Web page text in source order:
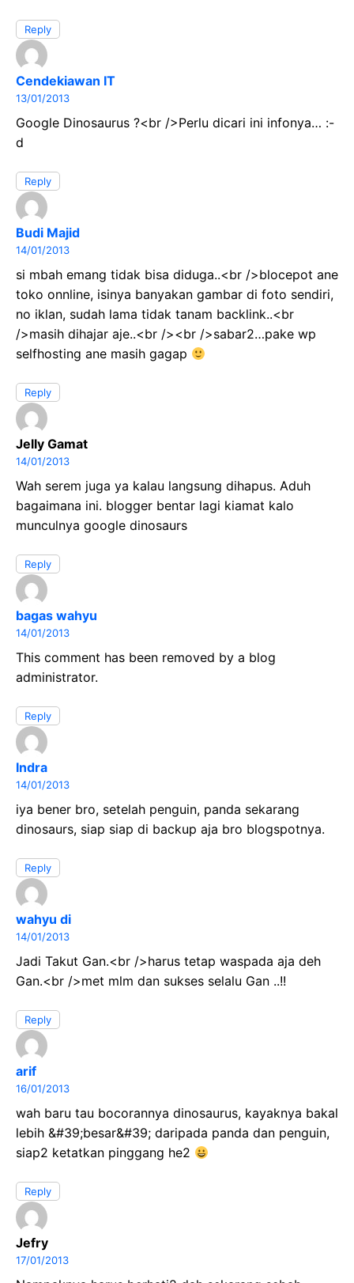
Reply
Cendekiawan IT
13/01/2013
Google Dinosaurus ?<br />Perlu dicari ini infonya… :-
d
Reply
Budi Majid
14/01/2013
si mbah emang tidak bisa diduga..<br />blocepot ane
toko onnline, isinya banyakan gambar di foto sendiri,
no iklan, sudah lama tidak tanam backlink..<br
/>masih dihajar aje..<br /><br />sabar2…pake wp
selfhosting ane masih gagap
Reply
Jelly Gamat
14/01/2013
Wah serem juga ya kalau langsung dihapus. Aduh
bagaimana ini. blogger bentar lagi kiamat kalo
munculnya google dinosaurs
Reply
bagas wahyu
14/01/2013
This comment has been removed by a blog
administrator.
Reply
Indra
14/01/2013
iya bener bro, setelah penguin, panda sekarang
dinosaurs, siap siap di backup aja bro blogspotnya.
Reply
wahyu di
14/01/2013
Jadi Takut Gan.<br />harus tetap waspada aja deh
Gan.<br />met mlm dan sukses selalu Gan ..!!
Reply
arif
16/01/2013
wah baru tau bocorannya dinosaurus, kayaknya bakal
lebih &#39;besar&#39; daripada panda dan penguin,
siap2 ketatkan pinggang he2
Reply
Jefry
17/01/2013